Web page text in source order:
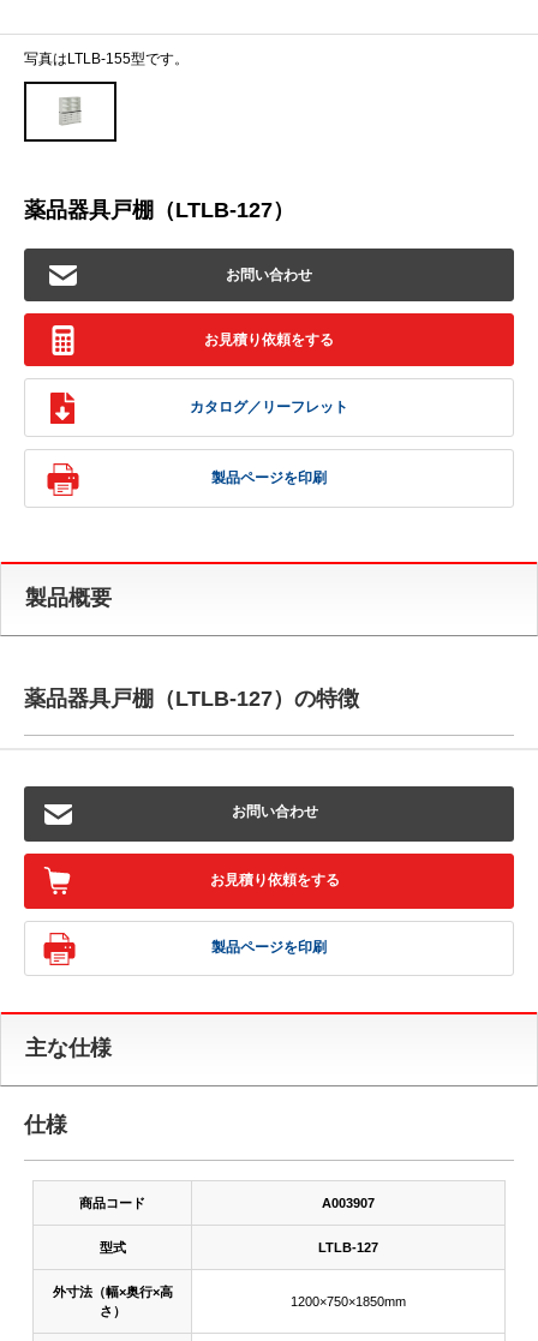
写真はLTLB-155型です。
薬品器具戸棚（LTLB-127）
お問い合わせ
お見積り依頼をする
カタログ／リーフレット
製品ページを印刷
製品概要
薬品器具戸棚（LTLB-127）の特徴
お問い合わせ
お見積り依頼をする
製品ページを印刷
主な仕様
仕様
商品コード A003907
型式 LTLB-127
外寸法（幅×奥行×高
さ）
1200×750×1850mm